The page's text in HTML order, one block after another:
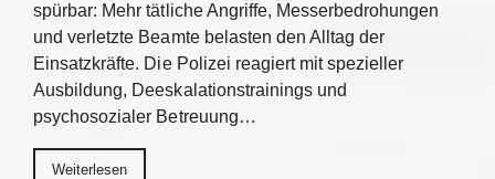
spürbar: Mehr tätliche Angriffe, Messerbedrohungen
und verletzte Beamte belasten den Alltag der
Einsatzkräfte. Die Polizei reagiert mit spezieller
Ausbildung, Deeskalationstrainings und
psychosozialer Betreuung…
Weiterlesen